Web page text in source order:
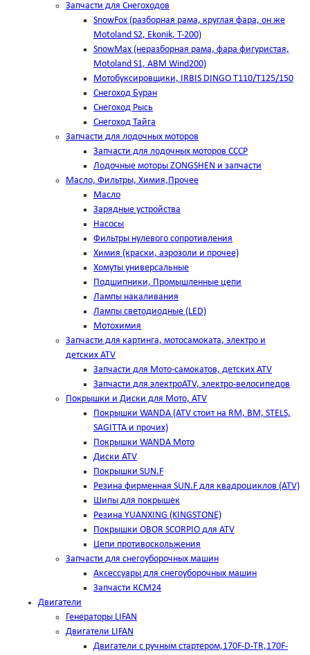
Запчасти для Снегоходов
SnowFox (разборная рама, круглая фара, он же
Motoland S2, Ekonik, T-200)
SnowMax (неразборная рама, фара фигуристая,
Motoland S1, ABM Wind200)
Мотобуксировщики, IRBIS DINGO Т110/Т125/150
Снегоход Буран
Снегоход Рысь
Снегоход Тайга
Запчасти для лодочных моторов
Запчасти для лодочных моторов СССР
Лодочные моторы ZONGSHEN и запчасти
Масло, Фильтры, Химия,Прочее
Масло
Зарядные устройства
Насосы
Фильтры нулевого сопротивления
Химия (краски, аэрозоли и прочее)
Хомуты универсальные
Подшипники, Промышленные цепи
Лампы накаливания
Лампы светодиодные (LED)
Мотохимия
Запчасти для картинга, мотосамоката, электро и
детских ATV
Запчасти для Мото-самокатов, детских ATV
Запчасти для электроATV, электро-велосипедов
Покрышки и Диски для Мото, ATV
Покрышки WANDA (АТV стоит на RM, BM, STELS,
SAGITTA и прочих)
Покрышки WANDA Мото
Диски ATV
Покрышки SUN.F
Резина фирменная SUN.F для квадроциклов (АТV)
Шипы для покрышек
Резина YUANXING (KINGSTONE)
Покрышки OBOR SCORPIO для ATV
Цепи противоскольжения
Запчасти для снегоуборочных машин
Аксессуары для снегоуборочных машин
Запчасти КСМ24
Двигатели
Генераторы LIFAN
Двигатели LIFAN
Двигатели с ручным стартером,170F-D-TR,170F-